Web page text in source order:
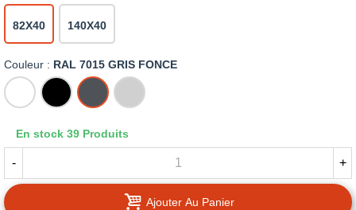
82X40 140X40
Couleur : RAL 7015 GRIS FONCE
BLANC NOIR
RAL
7015
FONCE
GRIS
CLAIR
En stock 39 Produits
- +
Ajouter Au Panier